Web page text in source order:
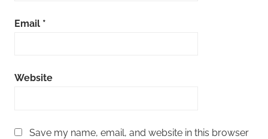
Email *
Website
Save my name, email, and website in this browser